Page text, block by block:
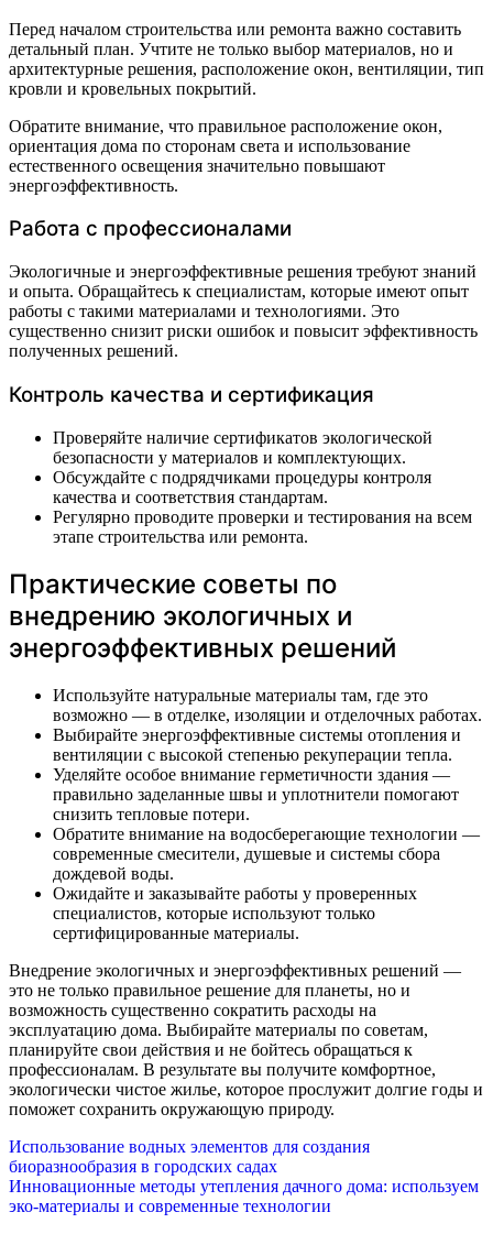
Перед началом строительства или ремонта важно составить
детальный план. Учтите не только выбор материалов, но и
архитектурные решения, расположение окон, вентиляции, тип
кровли и кровельных покрытий.
Обратите внимание, что правильное расположение окон,
ориентация дома по сторонам света и использование
естественного освещения значительно повышают
энергоэффективность.
Работа с профессионалами
Экологичные и энергоэффективные решения требуют знаний
и опыта. Обращайтесь к специалистам, которые имеют опыт
работы с такими материалами и технологиями. Это
существенно снизит риски ошибок и повысит эффективность
полученных решений.
Контроль качества и сертификация
Проверяйте наличие сертификатов экологической
безопасности у материалов и комплектующих.
Обсуждайте с подрядчиками процедуры контроля
качества и соответствия стандартам.
Регулярно проводите проверки и тестирования на всем
этапе строительства или ремонта.
Практические советы по
внедрению экологичных и
энергоэффективных решений
Используйте натуральные материалы там, где это
возможно — в отделке, изоляции и отделочных работах.
Выбирайте энергоэффективные системы отопления и
вентиляции с высокой степенью рекуперации тепла.
Уделяйте особое внимание герметичности здания —
правильно заделанные швы и уплотнители помогают
снизить тепловые потери.
Обратите внимание на водосберегающие технологии —
современные смесители, душевые и системы сбора
дождевой воды.
Ожидайте и заказывайте работы у проверенных
специалистов, которые используют только
сертифицированные материалы.
Внедрение экологичных и энергоэффективных решений —
это не только правильное решение для планеты, но и
возможность существенно сократить расходы на
эксплуатацию дома. Выбирайте материалы по советам,
планируйте свои действия и не бойтесь обращаться к
профессионалам. В результате вы получите комфортное,
экологически чистое жилье, которое прослужит долгие годы и
поможет сохранить окружающую природу.
Навигация
по
записям
Использование водных элементов для создания
биоразнообразия в городских садах
Инновационные методы утепления дачного дома: используем
эко-материалы и современные технологии